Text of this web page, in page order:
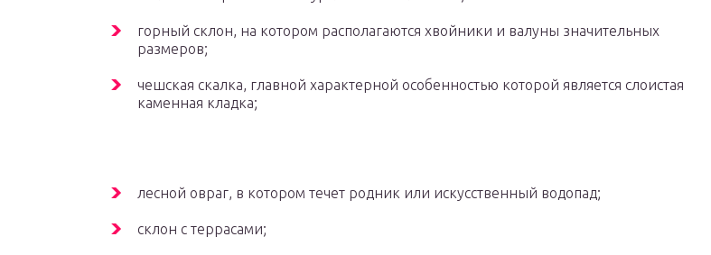
горный склон, на котором располагаются хвойники и валуны значительных
размеров;
чешская скалка, главной характерной особенностью которой является слоистая
каменная кладка;
лесной овраг, в котором течет родник или искусственный водопад;
склон с террасами;